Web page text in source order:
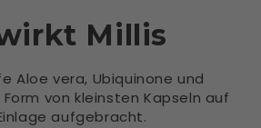
Millis
Aloe vera, Ubiquinone und
von kleinsten Kapseln auf
aufgebracht.